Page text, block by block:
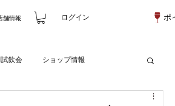
舗情報 ログイン ポ
飲会 ショップ情報